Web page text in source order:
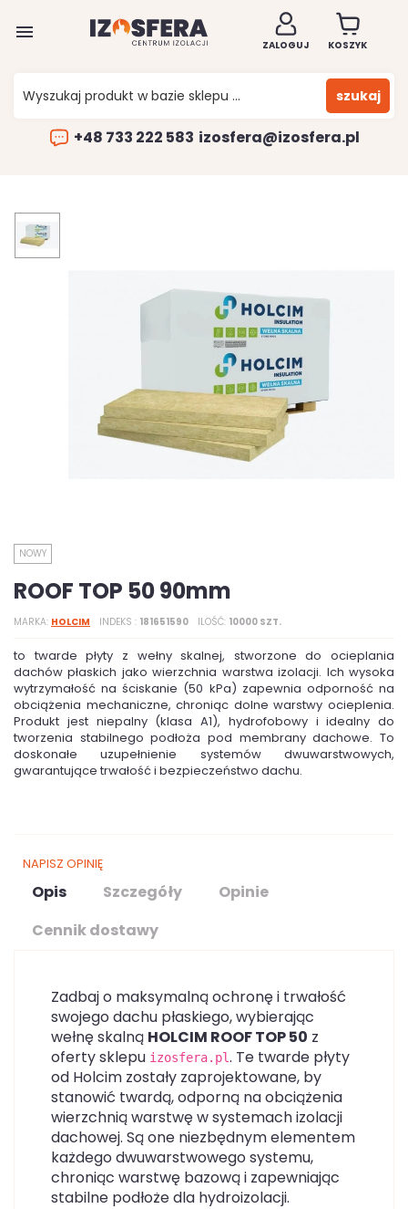

ZALOGUJ KOSZYK
szukaj
+48 733 222 583 izosfera@izosfera.pl
NOWY
ROOF TOP 50 90mm
MARKA HOLCIM INDEKS 181651590 ILOŚĆ 10000 SZT.
to twarde płyty z wełny skalnej, stworzone do ocieplania
dachów płaskich jako wierzchnia warstwa izolacji. Ich wysoka
wytrzymałość na ściskanie (50 kPa) zapewnia odporność na
obciążenia mechaniczne, chroniąc dolne warstwy ocieplenia.
Produkt jest niepalny (klasa A1), hydrofobowy i idealny do
tworzenia stabilnego podłoża pod membrany dachowe. To
doskonałe uzupełnienie systemów dwuwarstwowych,
gwarantujące trwałość i bezpieczeństwo dachu.
NAPISZ OPINIĘ
Opis Szczegóły
Opinie
Cennik dostawy
Zadbaj o maksymalną ochronę i trwałość
swojego dachu płaskiego, wybierając
wełnę skalną HOLCIM ROOF TOP 50 z
oferty sklepu izosfera.pl. Te twarde płyty
od Holcim zostały zaprojektowane, by
stanowić twardą, odporną na obciążenia
wierzchnią warstwę w systemach izolacji
dachowej. Są one niezbędnym elementem
każdego dwuwarstwowego systemu,
chroniąc warstwę bazową i zapewniając
stabilne podłoże dla hydroizolacji.